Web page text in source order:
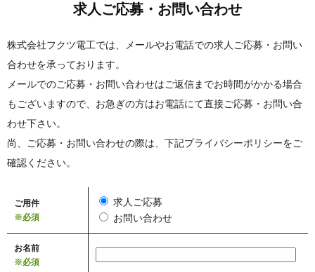
求人ご応募・お問い合わせ
株式会社フクツ電工では、メールやお電話での求人ご応募・お問い
合わせを承っております。
メールでのご応募・お問い合わせはご返信までお時間がかかる場合
もございますので、お急ぎの方はお電話にて直接ご応募・お問い合
わせ下さい。
尚、ご応募・お問い合わせの際は、下記プライバシーポリシーをご
確認ください。
ご用件
※必須
求人ご応募
お問い合わせ
お名前
※必須